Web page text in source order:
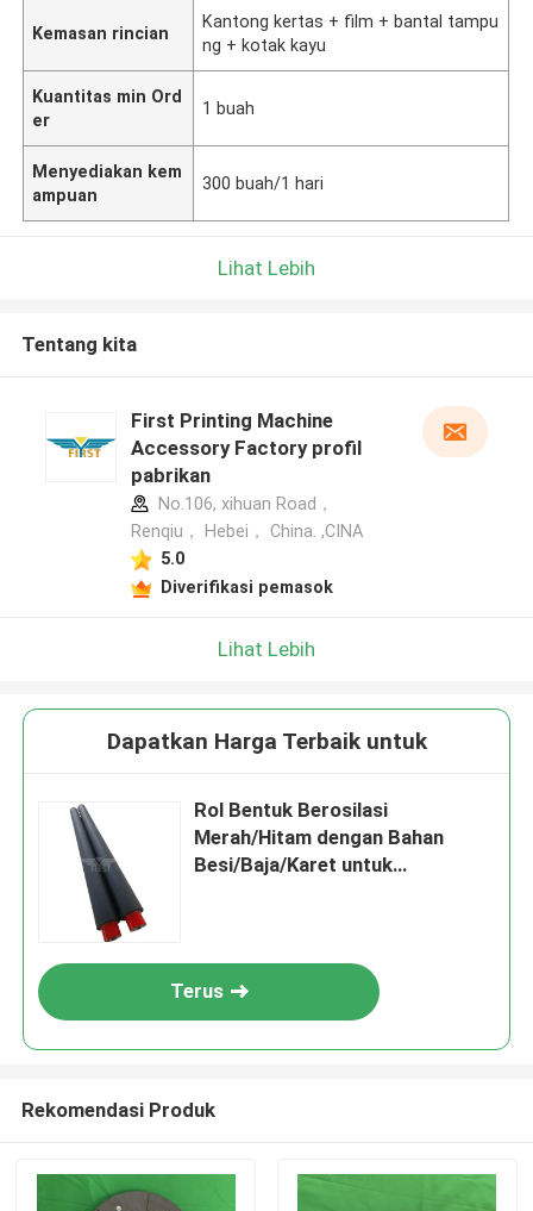
Kemasan rincian
Kantong kertas + film + bantal tampu
ng + kotak kayu
Kuantitas min Ord
er
1 buah
Menyediakan kem
ampuan
300 buah/1 hari
Lihat Lebih
Tentang kita
First Printing Machine
Accessory Factory profil
pabrikan
No.106, xihuan Road，
Renqiu， Hebei， China. ,CINA
5.0
Diverifikasi pemasok
Lihat Lebih
Dapatkan Harga Terbaik untuk
Rol Bentuk Berosilasi
Merah/Hitam dengan Bahan
Besi/Baja/Karet untuk
Terus
Rekomendasi Produk